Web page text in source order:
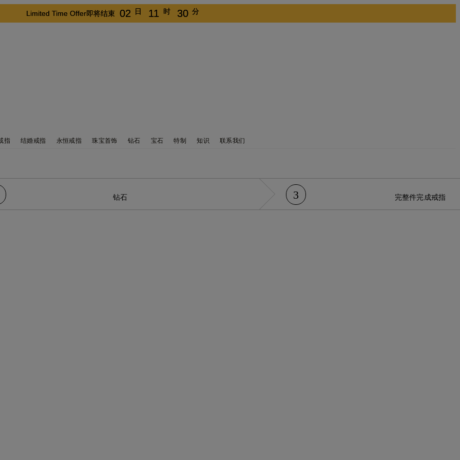
Limited Time Offer即将结束 02 日 11 时 30 分
指 结婚戒指 永恒戒指 珠宝首饰 钻石 宝石 特制 知识 联系我们
钻石 3 完整件完成戒指